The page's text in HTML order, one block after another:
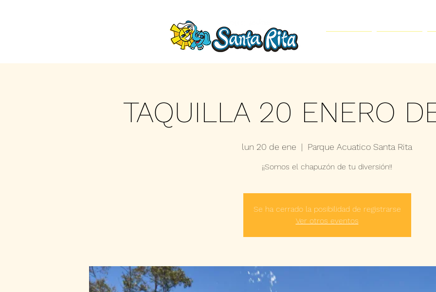
TAQUILLA 20 ENERO
lun 20 de ene
  |
Parque Acuatico Santa Rita
¡¡Somos el chapuzón de tu diversión!!
Se ha cerrado la posibilidad de registrarse
Ver otros eventos